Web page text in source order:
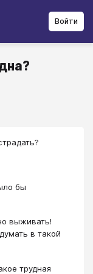
Войти
бы
выживать!
в такой
трудная